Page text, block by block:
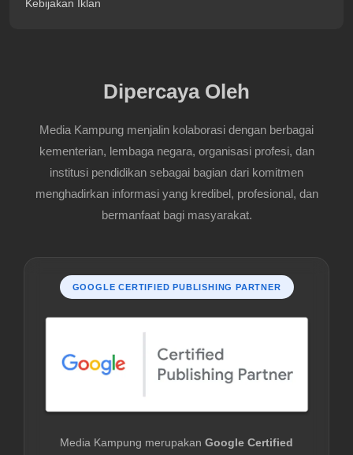
Kebijakan Iklan
Dipercaya Oleh
Media Kampung menjalin kolaborasi dengan berbagai
kementerian, lembaga negara, organisasi profesi, dan
institusi pendidikan sebagai bagian dari komitmen
menghadirkan informasi yang kredibel, profesional, dan
bermanfaat bagi masyarakat.
GOOGLE CERTIFIED PUBLISHING PARTNER
Media Kampung merupakan Google Certified